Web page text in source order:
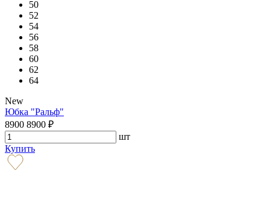
50
52
54
56
58
60
62
64
New
Юбка "Ральф"
8900 8900 ₽
шт
Купить